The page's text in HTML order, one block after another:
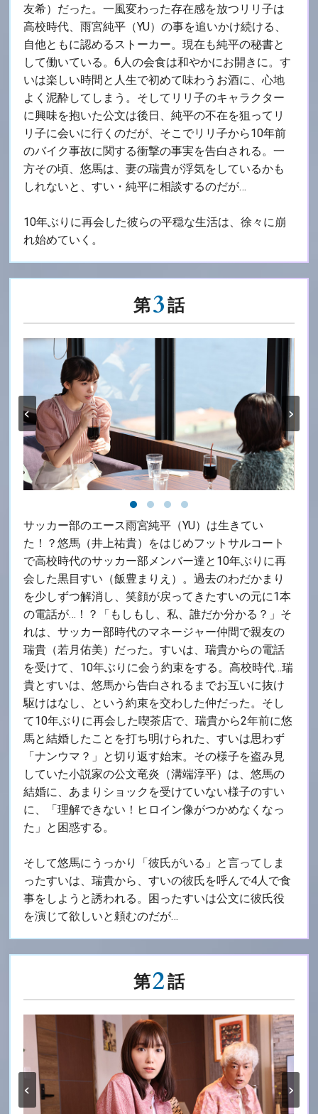
友希）だった。一風変わった存在感を放つリリ子は
高校時代、雨宮純平（YU）の事を追いかけ続ける、
自他ともに認めるストーカー。現在も純平の秘書と
して働いている。6人の会食は和やかにお開きに。す
いは楽しい時間と人生で初めて味わうお酒に、心地
よく泥酔してしまう。そしてリリ子のキャラクター
に興味を抱いた公文は後日、純平の不在を狙ってリ
リ子に会いに行くのだが、そこでリリ子から10年前
のバイク事故に関する衝撃の事実を告白される。一
方その頃、悠馬は、妻の瑞貴が浮気をしているかも
しれないと、すい・純平に相談するのだが…
10年ぶりに再会した彼らの平穏な生活は、徐々に崩
れ始めていく。
第3話
‹ ›
サッカー部のエース雨宮純平（YU）は生きてい
た！？悠馬（井上祐貴）をはじめフットサルコート
で高校時代のサッカー部メンバー達と10年ぶりに再
会した黒目すい（飯豊まりえ）。過去のわだかまり
を少しずつ解消し、笑顔が戻ってきたすいの元に1本
の電話が…！？「もしもし、私、誰だか分かる？」そ
れは、サッカー部時代のマネージャー仲間で親友の
瑞貴（若月佑美）だった。すいは、瑞貴からの電話
を受けて、10年ぶりに会う約束をする。高校時代…瑞
貴とすいは、悠馬から告白されるまでお互いに抜け
駆けはなし、という約束を交わした仲だった。そし
て10年ぶりに再会した喫茶店で、瑞貴から2年前に悠
馬と結婚したことを打ち明けられた、すいは思わず
「ナンウマ？」と切り返す始末。その様子を盗み見
していた小説家の公文竜炎（溝端淳平）は、悠馬の
結婚に、あまりショックを受けていない様子のすい
に、「理解できない！ヒロイン像がつかめなくなっ
た」と困惑する。
そして悠馬にうっかり「彼氏がいる」と言ってしま
ったすいは、瑞貴から、すいの彼氏を呼んで4人で食
事をしようと誘われる。困ったすいは公文に彼氏役
を演じて欲しいと頼むのだが…
第2話
‹ ›